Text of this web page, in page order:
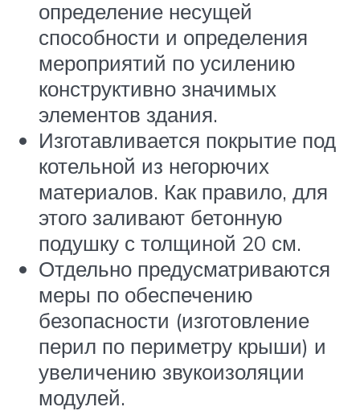
определение несущей
способности и определения
мероприятий по усилению
конструктивно значимых
элементов здания.
Изготавливается покрытие под
котельной из негорючих
материалов. Как правило, для
этого заливают бетонную
подушку с толщиной 20 см.
Отдельно предусматриваются
меры по обеспечению
безопасности (изготовление
перил по периметру крыши) и
увеличению звукоизоляции
модулей.